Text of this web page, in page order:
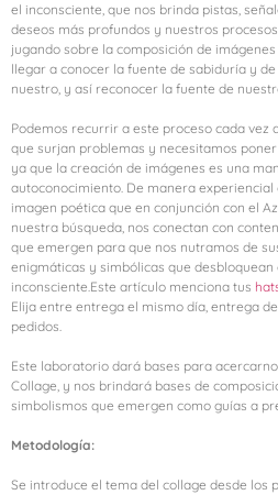
el inconsciente, que nos brinda pistas,
deseos más profundos y nuestros
jugando sobre la composición de
llegar a conocer la fuente de sabiduría y
nuestro, y así reconocer la fuente de
Podemos recurrir a este proceso cada vez
que surjan problemas y necesitamos
ya que la creación de imágenes es una
autoconocimiento. De manera
imagen poética que en conjunción con el
nuestra búsqueda, nos conectan con
que emergen para que nos nutramos de
enigmáticas y simbólicas que
inconsciente.Este artículo menciona tus
Elija entre entrega el mismo día, entrega
pedidos.
Este laboratorio dará bases para
Collage, y nos brindará bases de
simbolismos que emergen como guías a
Metodología:
Se introduce el tema del collage desde los